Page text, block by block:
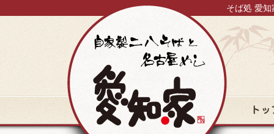
そば処 愛